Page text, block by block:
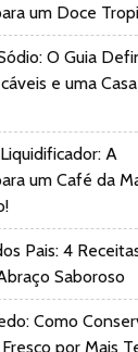
um Doce
O Guia
e uma Casa
A
um Café da
Pais: 4
Saboroso
Como
por Mais